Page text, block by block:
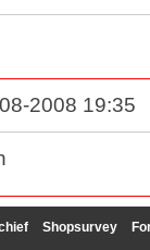
2008 19:35
Shopsurvey